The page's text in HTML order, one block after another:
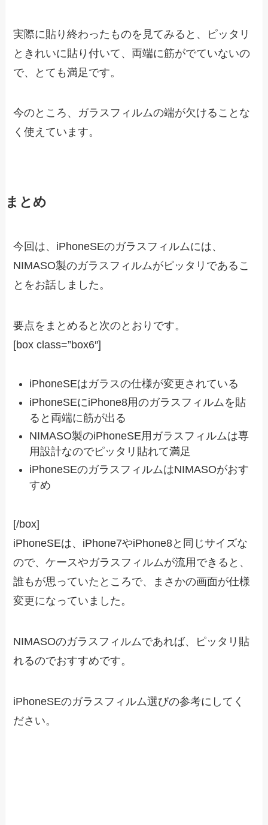
実際に貼り終わったものを見てみると、ピッタリ
ときれいに貼り付いて、両端に筋がでていないの
で、とても満足です。
今のところ、ガラスフィルムの端が欠けることな
く使えています。
まとめ
今回は、iPhoneSEのガラスフィルムには、
NIMASO製のガラスフィルムがピッタリであるこ
とをお話しました。
要点をまとめると次のとおりです。
[box class=”box6″]
iPhoneSEはガラスの仕様が変更されている
iPhoneSEにiPhone8用のガラスフィルムを貼
ると両端に筋が出る
NIMASO製のiPhoneSE用ガラスフィルムは専
用設計なのでピッタリ貼れて満足
iPhoneSEのガラスフィルムはNIMASOがおす
すめ
[/box]
iPhoneSEは、iPhone7やiPhone8と同じサイズな
ので、ケースやガラスフィルムが流用できると、
誰もが思っていたところで、まさかの画面が仕様
変更になっていました。
NIMASOのガラスフィルムであれば、ピッタリ貼
れるのでおすすめです。
iPhoneSEのガラスフィルム選びの参考にしてく
ださい。